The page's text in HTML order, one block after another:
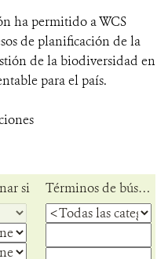
ha permitido a WCS
de planificación de la
de la biodiversidad en
para el país.
si Términos de búsqueda